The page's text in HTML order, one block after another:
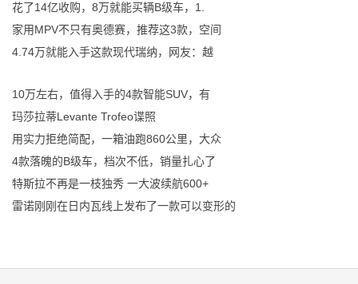
花了14亿收购，8万就能买辆B级车，1.
家用MPV不只有奥德赛，推荐这3款，空间
4.74万就能入手这款现代瑞纳，网友：越
10万左右，值得入手的4款智能SUV，有
玛莎拉蒂Levante Trofeo谍照
用实力拒绝简配，一箱油跑860公里，大众
4款落魄的B级车，档次不低，销量扎心了
特斯拉不再是一枝独秀 一大波续航600+
雷诺刚刚在日内瓦线上发布了一款可以变形的